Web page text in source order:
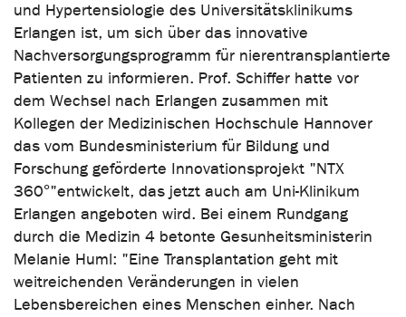
und Hypertensiologie des Universitätsklinikums
Erlangen ist, um sich über das innovative
Nachversorgungsprogramm für nierentransplantierte
Patienten zu informieren. Prof. Schiffer hatte vor
dem Wechsel nach Erlangen zusammen mit
Kollegen der Medizinischen Hochschule Hannover
das vom Bundesministerium für Bildung und
Forschung geförderte Innovationsprojekt "NTX
360°"entwickelt, das jetzt auch am Uni-Klinikum
Erlangen angeboten wird. Bei einem Rundgang
durch die Medizin 4 betonte Gesunheitsministerin
Melanie Huml: "Eine Transplantation geht mit
weitreichenden Veränderungen in vielen
Lebensbereichen eines Menschen einher. Nach